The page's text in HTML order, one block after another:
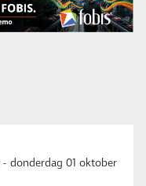
- donderdag 01 oktober